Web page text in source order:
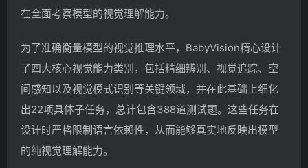
在全面考察模型的视觉理解能力。
为了准确衡量模型的视觉推理水平，BabyVision精心设计
了四大核心视觉能力类别，包括精细辨别、视觉追踪、空
间感知以及视觉模式识别等关键领域，并在此基础上细化
出22项具体子任务，总计包含388道测试题。这些任务在
设计时严格限制语言依赖性，从而能够真实地反映出模型
的纯视觉理解能力。